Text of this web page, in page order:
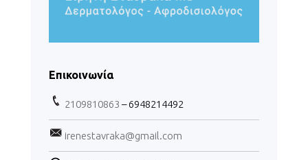
Επικοινωνία
2109810863 – 6948214492
irenestavraka@gmail.com